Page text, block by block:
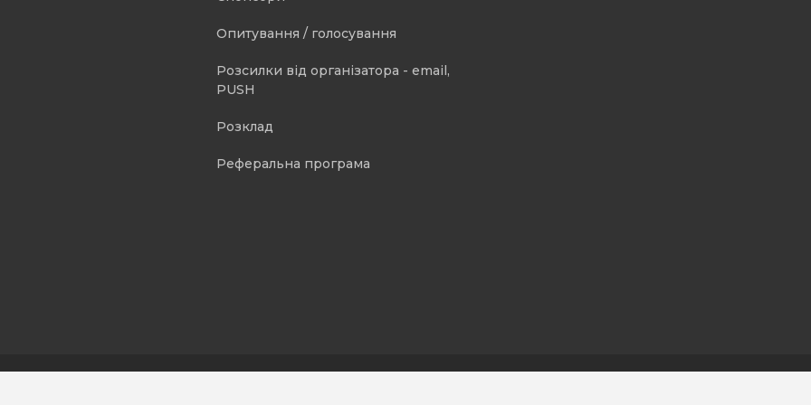
Опитування / голосування
Розсилки від організатора - email,
PUSH
Розклад
Реферальна програма